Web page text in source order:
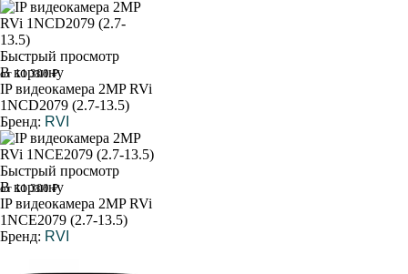
Быстрый просмотр
В корзину
от 11 300 ₽
IP видеокамера 2MP RVi
1NCD2079 (2.7-13.5)
Бренд: RVI
Быстрый просмотр
В корзину
от 11 300 ₽
IP видеокамера 2MP RVi
1NCE2079 (2.7-13.5)
Бренд: RVI